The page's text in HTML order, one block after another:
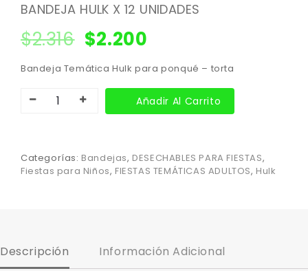
BANDEJA HULK X 12 UNIDADES
$2.316 $2.200
Bandeja Temática Hulk para ponqué – torta
Añadir Al Carrito
Categorías: Bandejas, DESECHABLES PARA FIESTAS,
Fiestas para Niños, FIESTAS TEMÁTICAS ADULTOS, Hulk
Descripción Información Adicional